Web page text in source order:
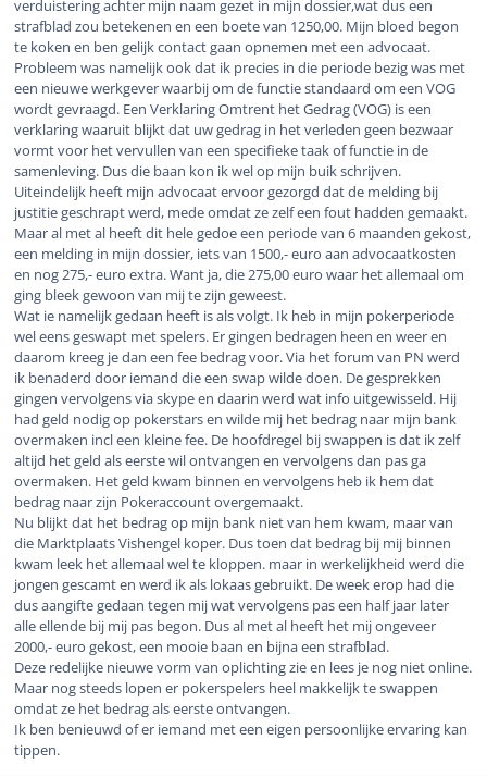
verduistering achter mijn naam gezet in mijn dossier,wat dus een
strafblad zou betekenen en een boete van 1250,00. Mijn bloed begon
te koken en ben gelijk contact gaan opnemen met een advocaat.
Probleem was namelijk ook dat ik precies in die periode bezig was met
een nieuwe werkgever waarbij om de functie standaard om een VOG
wordt gevraagd. Een Verklaring Omtrent het Gedrag (VOG) is een
verklaring waaruit blijkt dat uw gedrag in het verleden geen bezwaar
vormt voor het vervullen van een specifieke taak of functie in de
samenleving. Dus die baan kon ik wel op mijn buik schrijven.
Uiteindelijk heeft mijn advocaat ervoor gezorgd dat de melding bij
justitie geschrapt werd, mede omdat ze zelf een fout hadden gemaakt.
Maar al met al heeft dit hele gedoe een periode van 6 maanden gekost,
een melding in mijn dossier, iets van 1500,- euro aan advocaatkosten
en nog 275,- euro extra. Want ja, die 275,00 euro waar het allemaal om
ging bleek gewoon van mij te zijn geweest.
Wat ie namelijk gedaan heeft is als volgt. Ik heb in mijn pokerperiode
wel eens geswapt met spelers. Er gingen bedragen heen en weer en
daarom kreeg je dan een fee bedrag voor. Via het forum van PN werd
ik benaderd door iemand die een swap wilde doen. De gesprekken
gingen vervolgens via skype en daarin werd wat info uitgewisseld. Hij
had geld nodig op pokerstars en wilde mij het bedrag naar mijn bank
overmaken incl een kleine fee. De hoofdregel bij swappen is dat ik zelf
altijd het geld als eerste wil ontvangen en vervolgens dan pas ga
overmaken. Het geld kwam binnen en vervolgens heb ik hem dat
bedrag naar zijn Pokeraccount overgemaakt.
Nu blijkt dat het bedrag op mijn bank niet van hem kwam, maar van
die Marktplaats Vishengel koper. Dus toen dat bedrag bij mij binnen
kwam leek het allemaal wel te kloppen. maar in werkelijkheid werd die
jongen gescamt en werd ik als lokaas gebruikt. De week erop had die
dus aangifte gedaan tegen mij wat vervolgens pas een half jaar later
alle ellende bij mij pas begon. Dus al met al heeft het mij ongeveer
2000,- euro gekost, een mooie baan en bijna een strafblad.
Deze redelijke nieuwe vorm van oplichting zie en lees je nog niet online.
Maar nog steeds lopen er pokerspelers heel makkelijk te swappen
omdat ze het bedrag als eerste ontvangen.
Ik ben benieuwd of er iemand met een eigen persoonlijke ervaring kan
tippen.